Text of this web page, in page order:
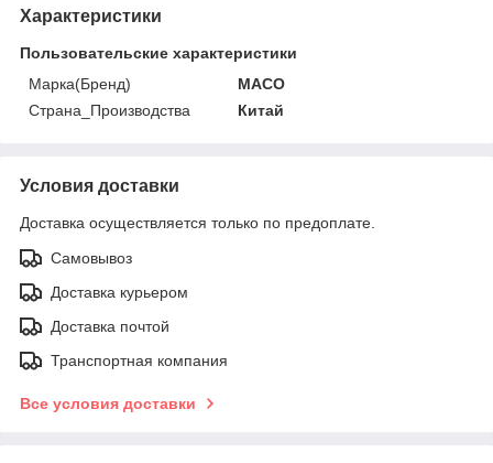
Характеристики
Пользовательские характеристики
Марка(Бренд)
MACO
Страна_Производства
Китай
Условия доставки
Доставка осуществляется только по предоплате.
Самовывоз
Доставка курьером
Доставка почтой
Транспортная компания
Все условия доставки